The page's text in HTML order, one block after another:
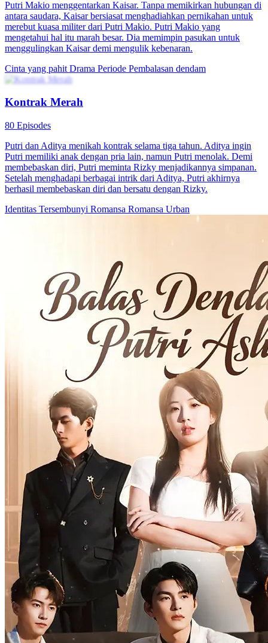
30 Episodes
Setelah ayah Putri Ayu menyelamatkan Putri Cahaya, keluarga
Cahaya korbankan kebahagiaan putri mereka demi Putri Ayu.
Namun, di balik kebaikan itu, Putri Ayu diam-diam merencanakan
pengkhianatan ini ungkap cinta dan kepercayaan yang berubah
menjadi luka mendalam.
Pemeran Utama Wanita Kuat
Putri Palsu Ketemu Putri Asli
44 Episodes
Putri Hadi kembali ke keluarga, membuat Nina, si Putri Palsu,
merasa terancam. Setelah pertukaran tubuh, Nina mulai memahami
Putri Hadi tetap melindunginya. Konflik dan kesalahpahaman
berakhir dengan saling memaafkan dan menemukan arti keluarga